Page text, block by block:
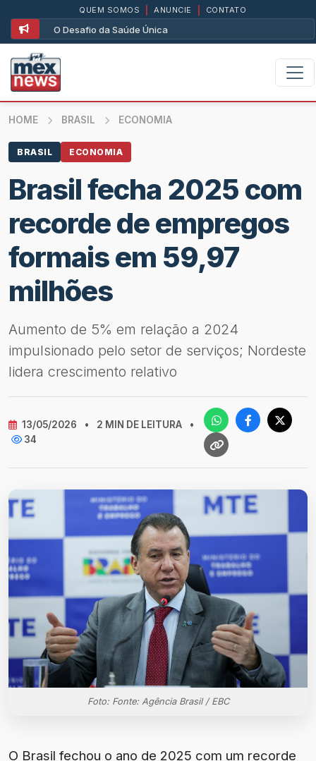
O Desafio da Saúde Única
QUEM SOMOS ANUNCIE CONTATO
HOME BRASIL ECONOMIA
BRASIL ECONOMIA
Brasil fecha 2025 com
recorde de empregos
formais em 59,97
milhões
Aumento de 5% em relação a 2024
impulsionado pelo setor de serviços; Nordeste
lidera crescimento relativo
13/05/2026 • 2 MIN DE LEITURA
•
34
Foto: Fonte: Agência Brasil / EBC
O Brasil fechou o ano de 2025 com um recorde